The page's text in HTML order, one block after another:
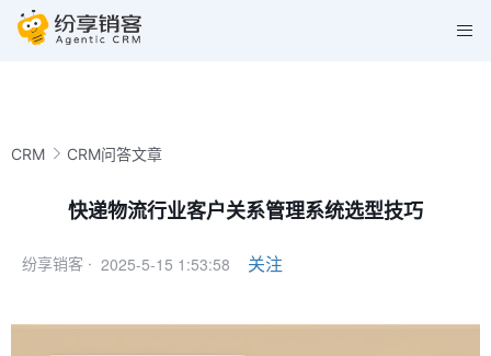
CRM CRM问答文章
快递物流行业客户关系管理系统选型技巧
纷享销客 · 2025-5-15 1:53:58 关注